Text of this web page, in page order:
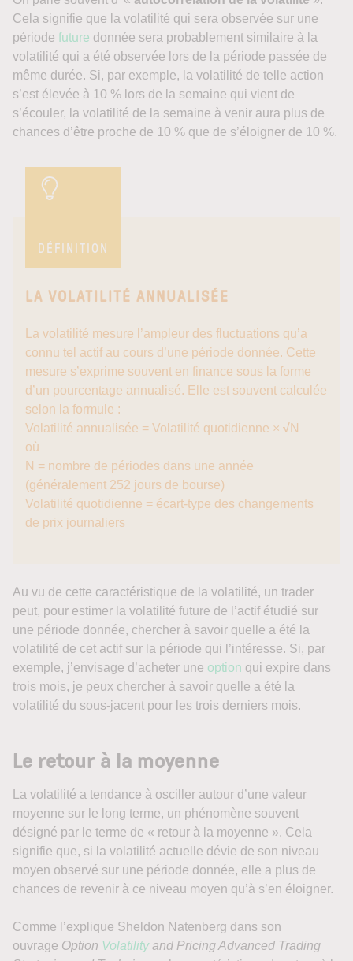
Cela signifie que la volatilité qui sera observée sur une
période future donnée sera probablement similaire à la
volatilité qui a été observée lors de la période passée de
même durée. Si, par exemple, la volatilité de telle action
s’est élevée à 10 % lors de la semaine qui vient de
s’écouler, la volatilité de la semaine à venir aura plus de
chances d’être proche de 10 % que de s’éloigner de 10 %.
DÉFINITION
LA VOLATILITÉ ANNUALISÉE
La volatilité mesure l’ampleur des fluctuations qu’a
connu tel actif au cours d’une période donnée. Cette
mesure s’exprime souvent en finance sous la forme
d’un pourcentage annualisé. Elle est souvent calculée
selon la formule :
Volatilité annualisée = Volatilité quotidienne × √ N
où
N = nombre de périodes dans une année
(généralement 252 jours de bourse)
Volatilité quotidienne = écart-type des changements
de prix journaliers
Au vu de cette caractéristique de la volatilité, un trader
peut, pour estimer la volatilité future de l’actif étudié sur
une période donnée, chercher à savoir quelle a été la
volatilité de cet actif sur la période qui l’intéresse. Si, par
exemple, j’envisage d’acheter une option qui expire dans
trois mois, je peux chercher à savoir quelle a été la
volatilité du sous-jacent pour les trois derniers mois.
Le retour à la moyenne
La volatilité a tendance à osciller autour d’une valeur
moyenne sur le long terme, un phénomène souvent
désigné par le terme de « retour à la moyenne ». Cela
signifie que, si la volatilité actuelle dévie de son niveau
moyen observé sur une période donnée, elle a plus de
chances de revenir à ce niveau moyen qu’à s’en éloigner.
Comme l’explique Sheldon Natenberg dans son
ouvrage Option Volatilityand Pricing Advanced Trading